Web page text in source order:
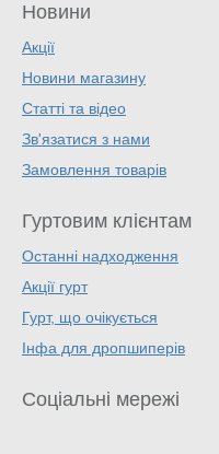
Новини
Акції
Новини магазину
Статті та відео
Зв'язатися з нами
Замовлення товарів
Гуртовим клієнтам
Останні надходження
Акції гурт
Гурт, що очікується
Інфа для дропшиперів
Соціальні мережі